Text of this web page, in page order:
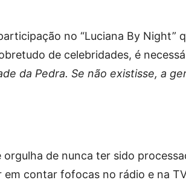
no “Luciana By Night”
de celebridades, é
da Pedra. Se não existisse, a
de nunca ter sido
contar fofocas no rádio e na